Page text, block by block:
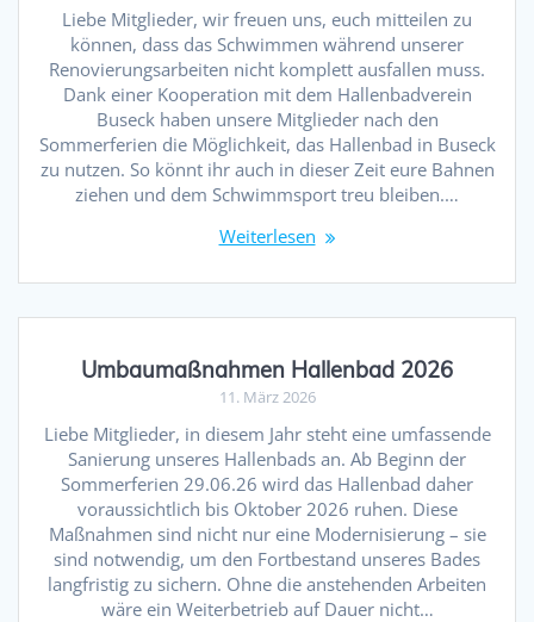
Liebe Mitglieder, wir freuen uns, euch mitteilen zu
können, dass das Schwimmen während unserer
Renovierungsarbeiten nicht komplett ausfallen muss.
Dank einer Kooperation mit dem Hallenbadverein
Buseck haben unsere Mitglieder nach den
Sommerferien die Möglichkeit, das Hallenbad in Buseck
zu nutzen. So könnt ihr auch in dieser Zeit eure Bahnen
ziehen und dem Schwimmsport treu bleiben.…
Weiterlesen
Umbaumaßnahmen Hallenbad 2026
11. März 2026
Liebe Mitglieder, in diesem Jahr steht eine umfassende
Sanierung unseres Hallenbads an. Ab Beginn der
Sommerferien 29.06.26 wird das Hallenbad daher
voraussichtlich bis Oktober 2026 ruhen. Diese
Maßnahmen sind nicht nur eine Modernisierung – sie
sind notwendig, um den Fortbestand unseres Bades
langfristig zu sichern. Ohne die anstehenden Arbeiten
wäre ein Weiterbetrieb auf Dauer nicht…